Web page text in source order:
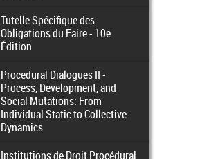
Tutelle Spécifique des
Obligations du Faire - 10e
Édition
Procedural Dialogues II -
Process, Development, and
Social Mutations: From
Individual Static to Collective
Dynamics
Institutions de Droit Procédural